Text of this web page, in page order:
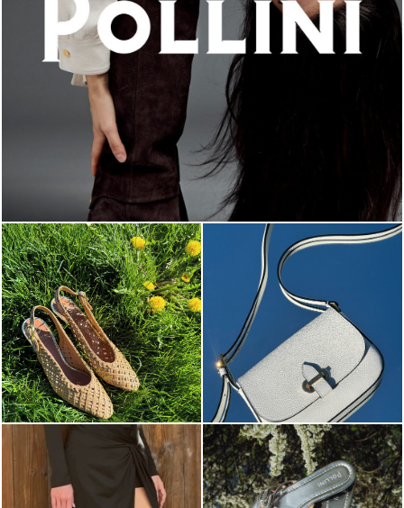
An ode to the house’s vibrant Italian roots, the new...